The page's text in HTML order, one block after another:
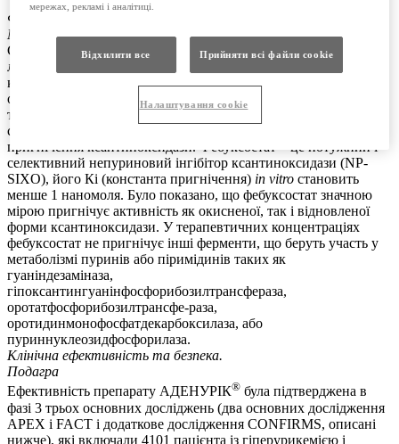
Фармакодинаміка.
Механізм дії.
Сечова кислота є кінцевим продуктом метаболізму пуринів у
людини і утворюється під час такої реакції: гіпоксантин →
ксантин → сечова кислота. Ксантиноксидаза є каталізатором
обох етапів цієї реакції. Фебуксостат є похідним 2-арилтіазолу,
терапевтична дія якого пов’язана зі зменшенням концентрації
сечової кислоти в сироватці крові шляхом селективного
пригнічення ксантиноксидази. Фебуксостат – це потужний і
селективний непуриновий інгібітор ксантиноксидази (NP-
SIXO), його Кі (константа пригнічення) in vitro становить
менше 1 наномоля. Було показано, що фебуксостат значною
мірою пригнічує активність як окисненої, так і відновленої
форми ксантиноксидази. У терапевтичних концентраціях
фебуксостат не пригнічує інші ферменти, що беруть участь у
метаболізмі пуринів або піримідинів таких як
гуаніндезаміназа,
гіпоксантингуанінфосфорибозилтрансфераза,
оротатфосфорибозилтрансфе-раза,
оротидинмонофосфатдекарбоксилаза, або
пуриннуклеозидфосфорилаза.
Клінічна ефективність та безпека.
Подагра
Ефективність препарату АДЕНУРІК® була підтверджена в
фазі 3 трьох основних досліджень (два основних дослідження
APEX і FACT і додаткове дослідження CONFIRMS, описані
нижче), які включали 4101 пацієнта із гіперурикемією і
мережах, рекламі і аналітиці.
Відхилити все Прийняти всі файли сookie
Налаштування cookie